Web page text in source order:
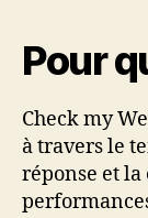
Pour
Check my
à travers le
réponse et